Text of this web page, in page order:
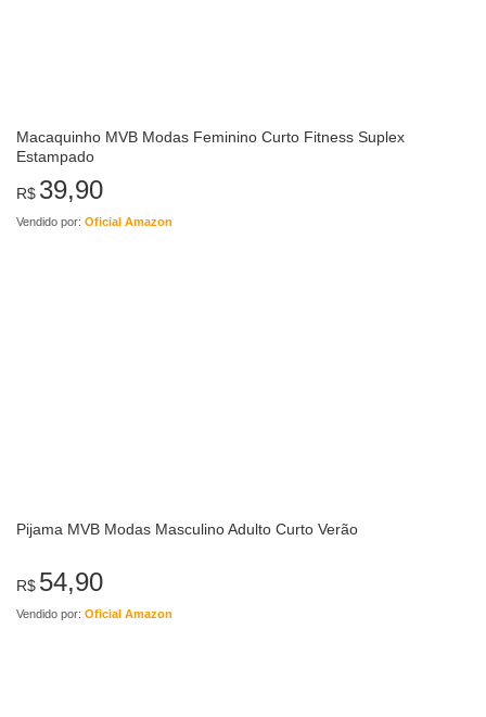
Macaquinho MVB Modas Feminino Curto Fitness Suplex
Estampado
R$ 39,90
Vendido por: Oficial Amazon
Pijama MVB Modas Masculino Adulto Curto Verão
R$ 54,90
Vendido por: Oficial Amazon